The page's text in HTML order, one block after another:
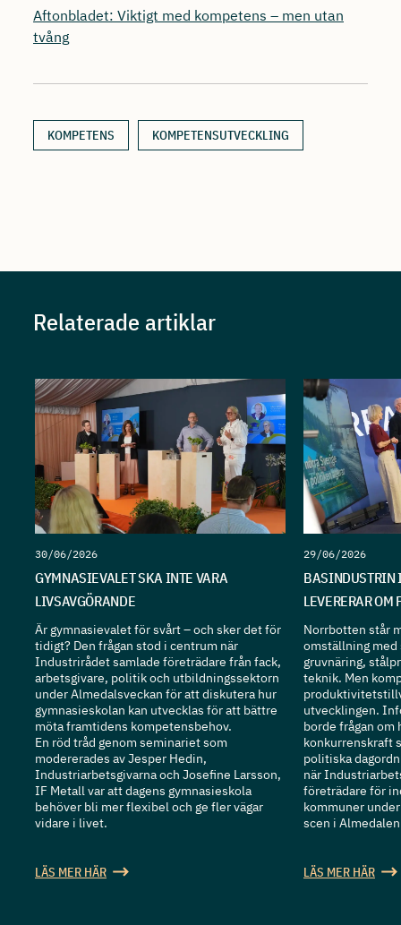
Aftonbladet: Viktigt med kompetens – men utan
tvång
KOMPETENS KOMPETENSUTVECKLING
Relaterade artiklar
30/06/2026
GYMNASIEVALET SKA INTE VARA
LIVSAVGÖRANDE
Är gymnasievalet för svårt – och sker det för
tidigt? Den frågan stod i centrum när
Industrirådet samlade företrädare från fack,
arbetsgivare, politik och utbildningssektorn
under Almedalsveckan för att diskutera hur
gymnasieskolan kan utvecklas för att bättre
möta framtidens kompetensbehov.
En röd tråd genom seminariet som
modererades av Jesper Hedin,
Industriarbetsgivarna och Josefine Larsson,
IF Metall var att dagens gymnasieskola
behöver bli mer flexibel och ge fler vägar
vidare i livet.
LÄS MER HÄR
29/06/2026
BASINDUSTRIN
LEVERERAR
Norrbotten står
omställning
gruvnäring,
teknik. Men
utvecklingen.
borde frågan om
konkurrenskraft
politiska
när
företrädare för
kommuner
scen i
LÄS MER HÄR